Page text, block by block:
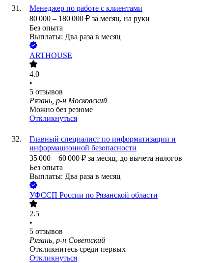
Менеджер по работе с клиентами
80 000 – 180 000 ₽ за месяц, на руки
Без опыта
Выплаты: Два раза в месяц
ARTHOUSE
4.0
•
5 отзывов
Рязань, р-н Московский
Можно без резюме
Откликнуться
Главный специалист по информатизации и
информационной безопасности
35 000 – 60 000 ₽ за месяц, до вычета налогов
Без опыта
Выплаты: Два раза в месяц
УФССП России по Рязанской области
2.5
•
5 отзывов
Рязань, р-н Советский
Откликнитесь среди первых
Откликнуться